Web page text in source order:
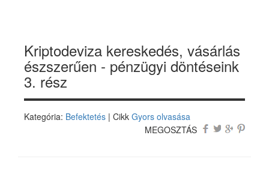
Kriptodeviza kereskedés, vásárlás
észszerűen - pénzügyi döntéseink
3. rész
Kategória: Befektetés | Cikk Gyors olvasása
MEGOSZTÁS